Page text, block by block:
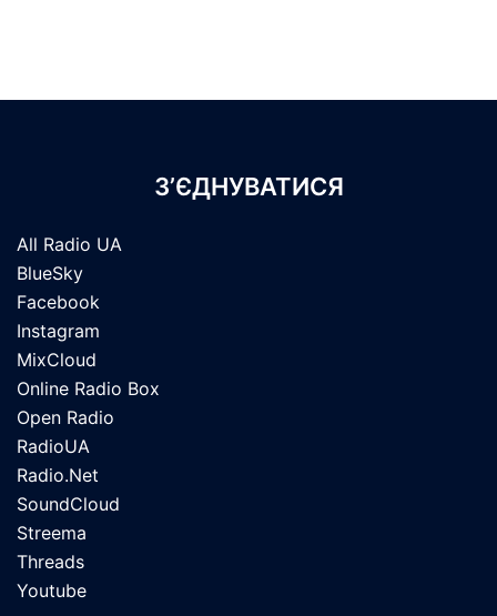
З’ЄДНУВАТИСЯ
All Radio UA
BlueSky
Facebook
Instagram
MixCloud
Online Radio Box
Open Radio
RadioUA
Radio.Net
SoundCloud
Streema
Threads
Youtube